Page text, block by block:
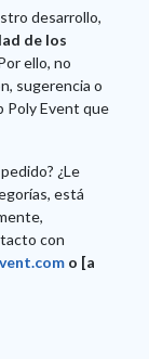
desarrollo,
de los
ello, no
sugerencia o
Poly Event que
¿Le
está
con
o [a